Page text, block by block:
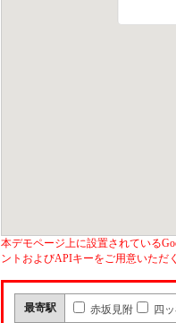
本デモページ上に設置されている
ントおよびAPIキーをご用意いただ
最寄駅 赤坂見附 四